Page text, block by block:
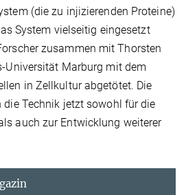
(die zu injizierenden Proteine)
System vielseitig eingesetzt
zusammen mit Thorsten
Universität Marburg mit dem
in Zellkultur abgetötet. Die
Technik jetzt sowohl für die
auch zur Entwicklung weiterer